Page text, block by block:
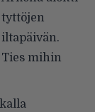
tyttöjen
iltapäivän.
Ties mihin